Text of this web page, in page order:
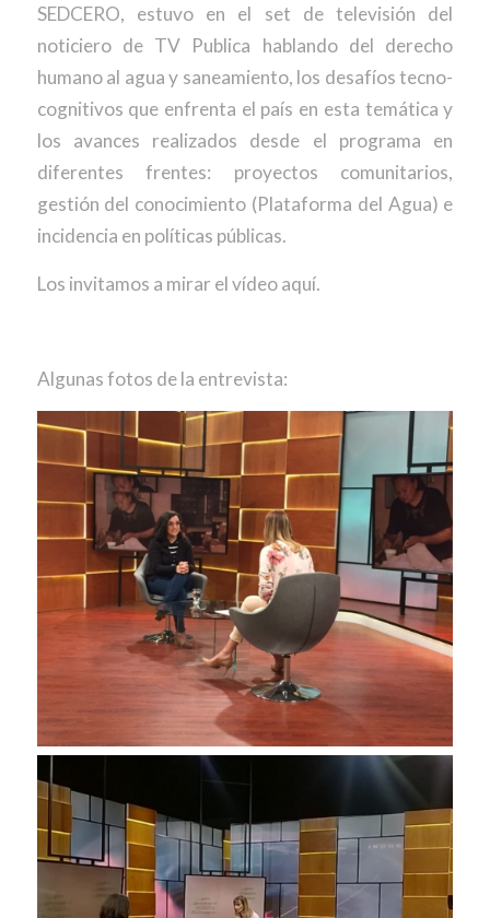
SEDCERO, estuvo en el set de televisión del
noticiero de TV Publica hablando del derecho
humano al agua y saneamiento, los desafíos tecno-
cognitivos que enfrenta el país en esta temática y
los avances realizados desde el programa en
diferentes frentes: proyectos comunitarios,
gestión del conocimiento (Plataforma del Agua) e
incidencia en políticas públicas.
Los invitamos a mirar el vídeo aquí.
Algunas fotos de la entrevista: